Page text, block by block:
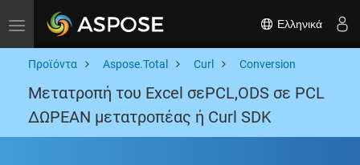
Toggle navigation Ελληνικά
Προϊόντα Aspose.Total Curl Conversion
Μετατροπή του Excel σεPCL,ODS σε PCL
ΔΩΡΕΑΝ μετατροπέας ή Curl SDK